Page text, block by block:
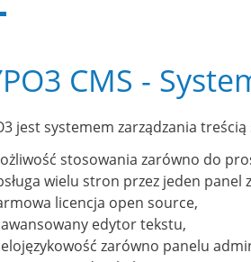
CMS -
jest systemem zarządzania
stosowania zarówno do
wielu stron przez jeden panel
licencja open source,
edytor tekstu,
zarówno panelu